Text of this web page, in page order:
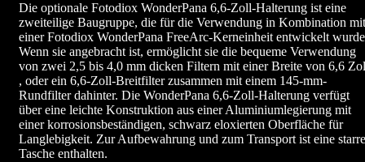
Die optionale Fotodiox WonderPana 6,6-Zoll-Halterung ist eine
zweiteilige Baugruppe, die für die Verwendung in Kombination mit
einer Fotodiox WonderPana FreeArc-Kerneinheit entwickelt
Wenn sie angebracht ist, ermöglicht sie die bequeme Verwendung
von zwei 2,5 bis 4,0 mm dicken Filtern mit einer Breite von 6,6
, oder ein 6,6-Zoll-Breitfilter zusammen mit einem 145-mm-
Rundfilter dahinter. Die WonderPana 6,6-Zoll-Halterung verfügt
über eine leichte Konstruktion aus einer Aluminiumlegierung mit
einer korrosionsbeständigen, schwarz eloxierten Oberfläche für
Langlebigkeit. Zur Aufbewahrung und zum Transport ist eine starre
Tasche enthalten.